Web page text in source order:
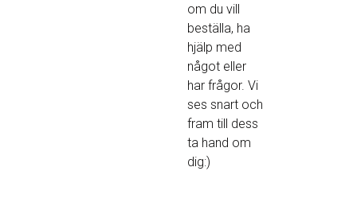
om du vill
beställa, ha
hjälp med
något eller
har frågor. Vi
ses snart och
fram till dess
ta hand om
dig:)